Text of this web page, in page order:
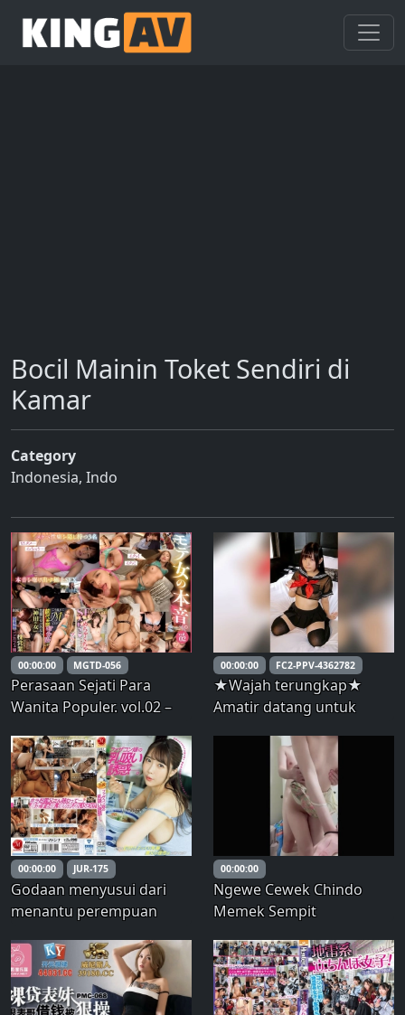
Bocil Mainin Toket Sendiri di
Kamar
Category
Indonesia, Indo
00:00:00 MGTD-056
Perasaan Sejati Para
Wanita Populer. vol.02 –
00:00:00 FC2-PPV-4362782
★Wajah terungkap★
Amatir datang untuk
nakal! Kasus #36 Seragam
sekolah pelaut tembus
pandang, difilmkan saat
liburan, Megumi-chan (19)
00:00:00 JUR-175
Godaan menyusui dari
menantu perempuan
san," berkeliaran di
sekitar rumah dengan
pakaian yang tak berdaya.
00:00:00
Ngewe Cewek Chindo
Memek Sempit